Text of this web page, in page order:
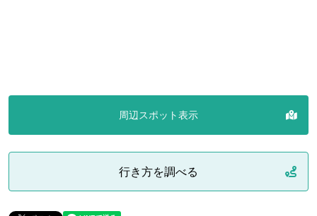
周辺スポット表示
行き方を調べる